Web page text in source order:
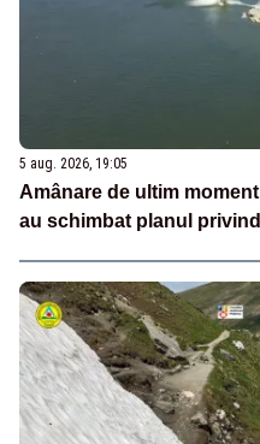
5 aug. 2026, 19:05
Amânare de ultim
au schimbat planul